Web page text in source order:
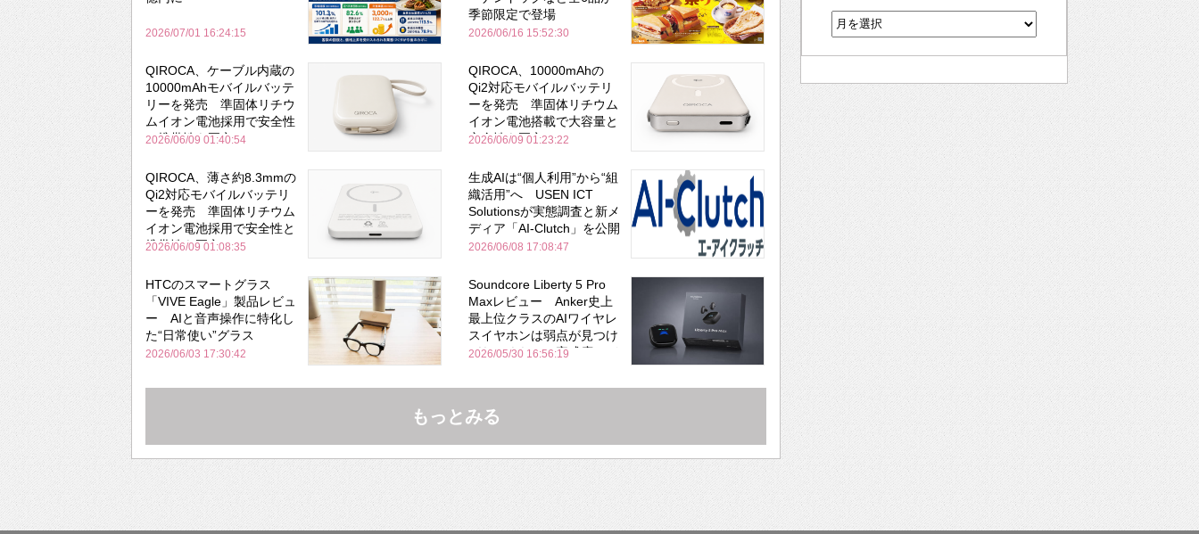
2026/07/01 16:24:15
季節限定で登場
2026/06/16 15:52:30
QIROCA、ケーブル内蔵の
10000mAhモバイルバッテ
リーを発売 準固体リチウ
ムイオン電池採用で安全性
と携帯性を両立
2026/06/09 01:40:54
QIROCA、10000mAhの
Qi2対応モバイルバッテリ
ーを発売 準固体リチウム
イオン電池搭載で大容量と
安全性を両立
2026/06/09 01:23:22
QIROCA、薄さ約8.3mmの
Qi2対応モバイルバッテリ
ーを発売 準固体リチウム
イオン電池採用で安全性と
携帯性を両立
2026/06/09 01:08:35
生成AIは“個人利用”から“組
織活用”へ USEN ICT
Solutionsが実態調査と新メ
ディア「AI-Clutch」を公開
2026/06/08 17:08:47
HTCのスマートグラス
「VIVE Eagle」製品レビュ
ー AIと音声操作に特化し
た“日常使い”グラス
2026/06/03 17:30:42
Soundcore Liberty 5 Pro
Maxレビュー Anker史上
最上位クラスのAIワイヤレ
スイヤホンは弱点が見つけ
づらいくらいの完成度にび
Bose並み
2026/05/30 16:56:19
もっとみる